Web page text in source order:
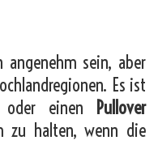
angenehm sein, aber
Es ist
einen
Pullover
zu halten, wenn die